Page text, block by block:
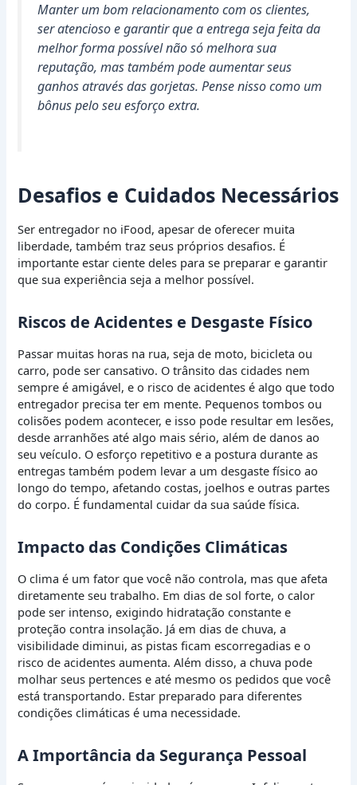
Manter um bom relacionamento com os clientes,
ser atencioso e garantir que a entrega seja feita da
melhor forma possível não só melhora sua
reputação, mas também pode aumentar seus
ganhos através das gorjetas. Pense nisso como um
bônus pelo seu esforço extra.
Desafios e Cuidados Necessários
Ser entregador no iFood, apesar de oferecer muita
liberdade, também traz seus próprios desafios. É
importante estar ciente deles para se preparar e garantir
que sua experiência seja a melhor possível.
Riscos de Acidentes e Desgaste Físico
Passar muitas horas na rua, seja de moto, bicicleta ou
carro, pode ser cansativo. O trânsito das cidades nem
sempre é amigável, e o risco de acidentes é algo que todo
entregador precisa ter em mente. Pequenos tombos ou
colisões podem acontecer, e isso pode resultar em lesões,
desde arranhões até algo mais sério, além de danos ao
seu veículo. O esforço repetitivo e a postura durante as
entregas também podem levar a um desgaste físico ao
longo do tempo, afetando costas, joelhos e outras partes
do corpo. É fundamental cuidar da sua saúde física.
Impacto das Condições Climáticas
O clima é um fator que você não controla, mas que afeta
diretamente seu trabalho. Em dias de sol forte, o calor
pode ser intenso, exigindo hidratação constante e
proteção contra insolação. Já em dias de chuva, a
visibilidade diminui, as pistas ficam escorregadias e o
risco de acidentes aumenta. Além disso, a chuva pode
molhar seus pertences e até mesmo os pedidos que você
está transportando. Estar preparado para diferentes
condições climáticas é uma necessidade.
A Importância da Segurança Pessoal